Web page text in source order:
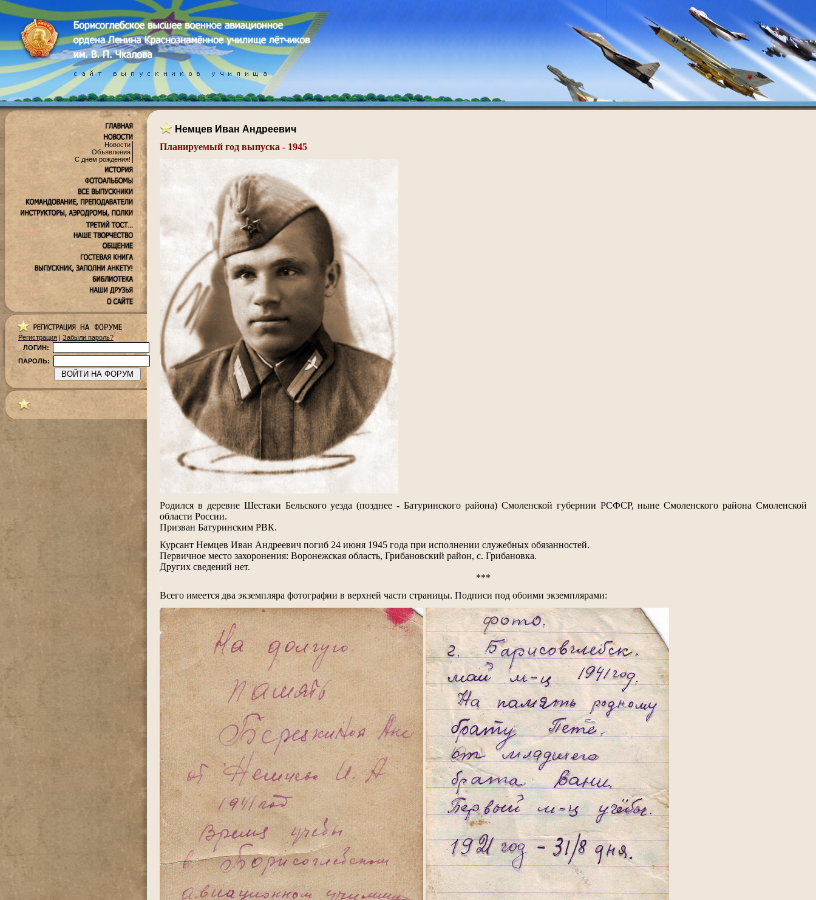
Новости
Объявления
С днем рождения!
Регистрация | Забыли пароль?
ЛОГИН:
ПАРОЛЬ:
Немцев Иван Андреевич
Планируемый год выпуска - 1945
Родился в деревне Шестаки Бельского уезда (позднее - Батуринского района) Смоленской губернии РСФСР, ныне Смоленского района Смоленской
области России.
Призван Батуринским РВК.
Курсант Немцев Иван Андреевич погиб 24 июня 1945 года при исполнении служебных обязанностей.
Первичное место захоронения: Воронежская область, Грибановский район, с. Грибановка.
Других сведений нет.
***
Всего имеется два экземпляра фотографии в верхней части страницы. Подписи под обоими экземплярами: